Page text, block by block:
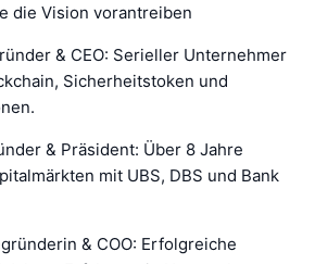
die Vision vorantreiben
& CEO: Serieller Unternehmer
Sicherheitstoken und
& Präsident: Über 8 Jahre
mit UBS, DBS und Bank
& COO: Erfolgreiche